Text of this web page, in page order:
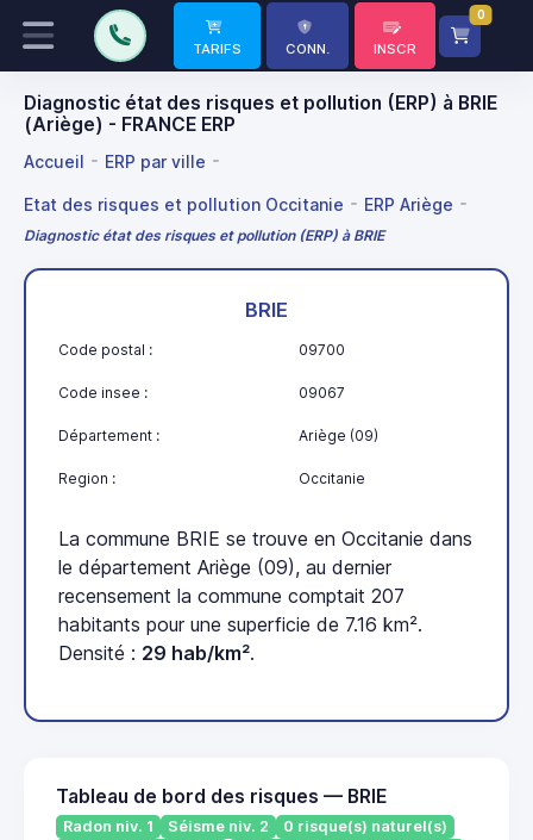
TARIFS CONN. INSCR
0
Diagnostic état des risques et pollution (ERP) à BRIE
(Ariège) - FRANCE ERP
Accueil ERP par ville
Etat des risques et pollution Occitanie ERP Ariège
Diagnostic état des risques et pollution (ERP) à BRIE
BRIE
Code postal : 09700
Code insee : 09067
Département : Ariège (09)
Region : Occitanie
La commune BRIE se trouve en Occitanie dans
le département Ariège (09), au dernier
recensement la commune comptait 207
habitants pour une superficie de 7.16 km².
Densité : 29 hab/km².
Tableau de bord des risques — BRIE
Radon niv. 1 Séisme niv. 2
0 risque(s) naturel(s)